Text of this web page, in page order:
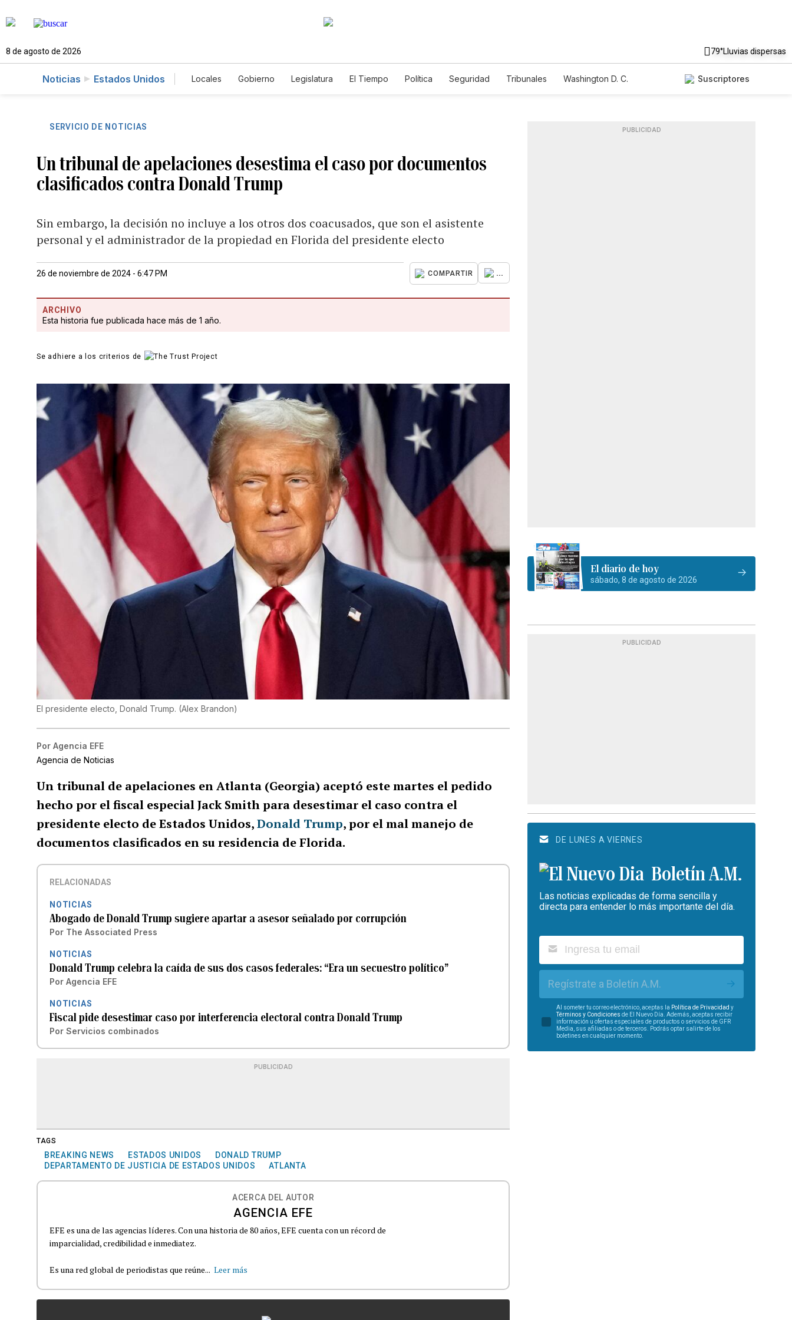
8 de agosto de 2026 79°Lluvias dispersas
Noticias Estados Unidos Locales Gobierno Legislatura El Tiempo Política Seguridad Tribunales
Washington D. C.
Suscriptores
SERVICIO DE NOTICIAS
Un tribunal de apelaciones desestima el caso por documentos
clasificados contra Donald Trump
Sin embargo, la decisión no incluye a los otros dos coacusados, que son el asistente
personal y el administrador de la propiedad en Florida del presidente electo
26 de noviembre de 2024 - 6:47 PM COMPARTIR ...
ARCHIVO
Esta historia fue publicada hace más de 1 año.
Se adhiere a los criterios de
El presidente electo, Donald Trump. (Alex Brandon)
Por Agencia EFE
Agencia de Noticias
Un tribunal de apelaciones en Atlanta (Georgia) aceptó este martes el pedido
hecho por el fiscal especial Jack Smith para desestimar el caso contra el
presidente electo de Estados Unidos,Donald Trump, por el mal manejo de
documentos clasificados en su residencia de Florida.
RELACIONADAS
NOTICIAS
Abogado de Donald Trump sugiere apartar a asesor señalado por corrupción
Por The Associated Press
NOTICIAS
Donald Trump celebra la caída de sus dos casos federales: “Era un secuestro político”
Por Agencia EFE
NOTICIAS
Fiscal pide desestimar caso por interferencia electoral contra Donald Trump
Por Servicios combinados
PUBLICIDAD
TAGS
BREAKING NEWS ESTADOS UNIDOS
DONALD TRUMP
DEPARTAMENTO DE JUSTICIA DE ESTADOS UNIDOS
ATLANTA
ACERCA DEL AUTOR
AGENCIA EFE
EFE es una de las agencias líderes. Con una historia de 80 años, EFE cuenta con un récord de
imparcialidad, credibilidad e inmediatez.
Es una red global de periodistas que reúne... Leer más
PUBLICIDAD
El diario de hoy
sábado, 8 de agosto de 2026
PUBLICIDAD
DE LUNES A VIERNES
Boletín A.M.
Las noticias explicadas de forma sencilla y
directa para entender lo más importante del día.
Regístrate a Boletín A.M.
Al someter tu correo electrónico, aceptas la Política de Privacidad y
Términos y Condiciones de El Nuevo Día. Además, aceptas recibir
información u ofertas especiales de productos o servicios de GFR
Media, sus afiliadas o de terceros. Podrás optar salirte de los
boletines en cualquier momento.